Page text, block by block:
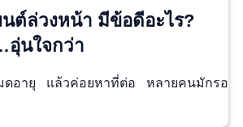
ต์ล่วงหน้า มีข้อดีอะไร?
อุ่นใจกว่า
ดอายุ แล้วค่อยหาที่ต่อ หลายคนมักรอ